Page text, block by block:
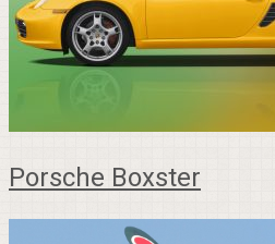
Porsche Boxster